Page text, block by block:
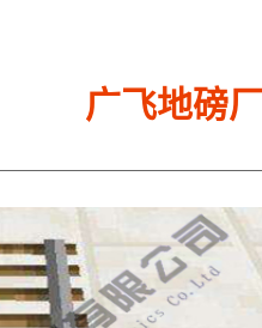
广飞地磅